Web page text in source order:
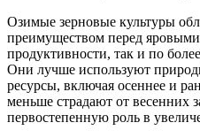
Озимые зерновые культуры
преимуществом перед
продуктивности, так и по
Они лучше используют
ресурсы, включая осеннее и
меньше страдают от весенних
первостепенную роль в